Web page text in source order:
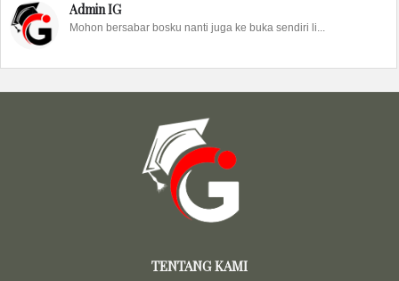
Admin IG
Mohon bersabar bosku nanti juga ke buka sendiri li...
TENTANG KAMI